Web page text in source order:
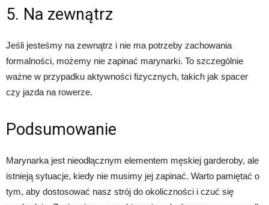
5. Na zewnątrz
Jeśli jesteśmy na zewnątrz i nie ma potrzeby zachowania
formalności, możemy nie zapinać marynarki. To szczególnie
ważne w przypadku aktywności fizycznych, takich jak spacer
czy jazda na rowerze.
Podsumowanie
Marynarka jest nieodłącznym elementem męskiej garderoby, ale
istnieją sytuacje, kiedy nie musimy jej zapinać. Warto pamiętać o
tym, aby dostosować nasz strój do okoliczności i czuć się